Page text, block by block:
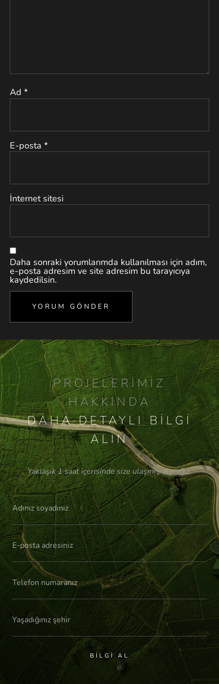
Ad *
E-posta *
İnternet sitesi
Daha sonraki yorumlarımda kullanılması için adım,
e-posta adresim ve site adresim bu tarayıcıya
kaydedilsin.
PROJELERIMIZ
HAKKINDA
DAHA DETAYLI BILGI
ALIN
Yaklaşık 1 saat içerisinde size ulaşmış olacağız.
BILGI AL